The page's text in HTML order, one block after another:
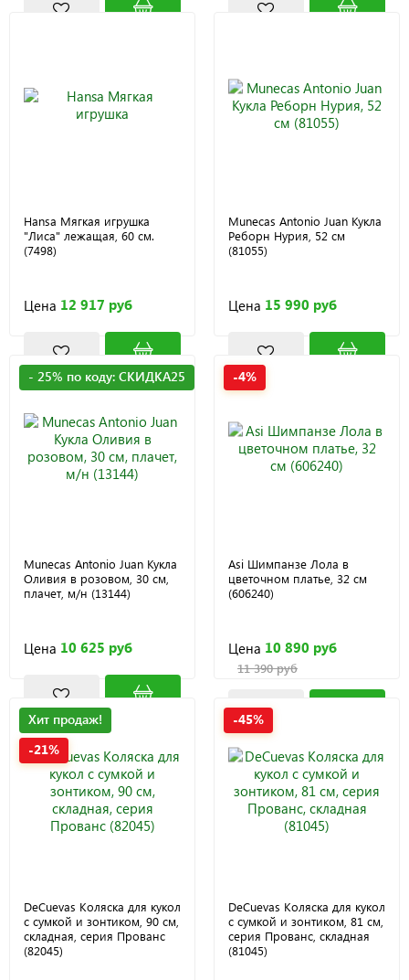
Hansa Мягкая игрушка
"Лиса" лежащая, 60 см.
(7498)
Цена 12 917 руб
Munecas Antonio Juan Кукла
Реборн Нурия, 52 см
(81055)
Цена 15 990 руб
- 25% по коду: СКИДКА25
Munecas Antonio Juan Кукла
Оливия в розовом, 30 см,
плачет, м/н (13144)
Цена 10 625 руб
-4%
Asi Шимпанзе Лола в
цветочном платье, 32 см
(606240)
Цена 10 890 руб
11 390 руб
Хит продаж!
-21%
DeCuevas Коляска для кукол
с сумкой и зонтиком, 90 см,
складная, серия Прованс
(82045)
-45%
DeCuevas Коляска для кукол
с сумкой и зонтиком, 81 см,
серия Прованс, складная
(81045)